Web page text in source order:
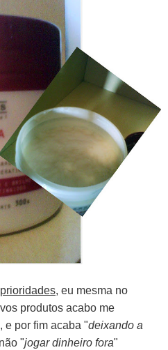
, eu mesma no
produtos acabo me
e por fim acaba "deixando a
"jogar dinheiro fora"